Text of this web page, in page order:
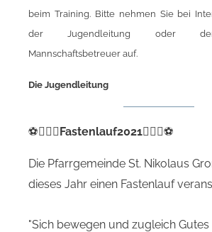
beim Training. Bitte nehmen Sie bei
der Jugendleitung oder
Mannschaftsbetreuer auf.
Die Jugendleitung
⚽🏃🏻‍♂️Fastenlauf2021🏃🏻‍♀️⚽
Die Pfarrgemeinde St. Nikolaus
dieses Jahr einen Fastenlauf
"Sich bewegen und zugleich Gutes